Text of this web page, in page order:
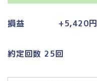
損益 +5,420円
約定回数 25回